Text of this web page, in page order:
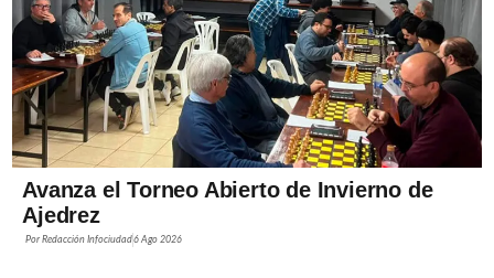
Avanza el Torneo Abierto de Invierno de
Ajedrez
PorRedacción Infociudad6 Ago 2026